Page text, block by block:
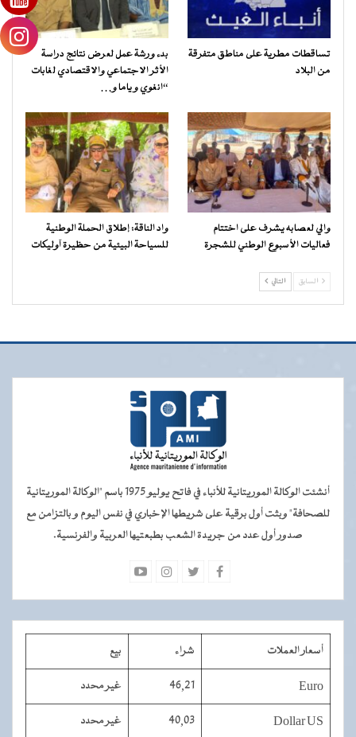
تساقطات مطرية على مناطق متفرقة
من البلاد
بدء ورشة عمل لعرض نتائج دراسة
الأثر الاجتماعي والاقتصادي لغابات
“انغوي و ياما و…
والي لعصابه يشرف على اختتام
فعاليات الأسبوع الوطني للشجرة
واد الناقة: إطلاق الحملة الوطنية
للسياحة البيئية من حظيرة آوليكات
السابق التالي
أنشئت الوكالة الموريتانية للأنباء في فاتح يوليو 1975 باسم "الوكالة الموريتانية
للصحافة" وبثت أول برقية على شريطها الإخباري في نفس اليوم و بالتزامن مع
صدور أول عدد من جريدة الشعب بطبعتيها العربية والفرنسية.
أسعار العملات شراء بيع
Euro
46,21 غير محدد
Dollar US
40,03 غير محدد